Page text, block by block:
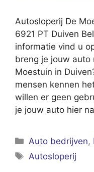
Autosloperij De
6921 PT Duiven
informatie vind u
breng je jouw auto
Moestuin in
mensen kennen
willen er geen
je jouw auto hier
Categorieën
Auto bedrijven,
Tags
Autosloperij